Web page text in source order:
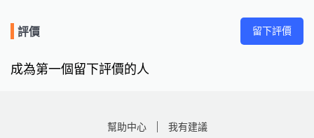
評價 留下評價
成為第一個留下評價的人
幫助中心 我有建議